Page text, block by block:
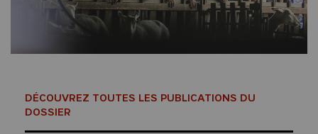
DÉCOUVREZ TOUTES LES PUBLICATIONS DU
DOSSIER